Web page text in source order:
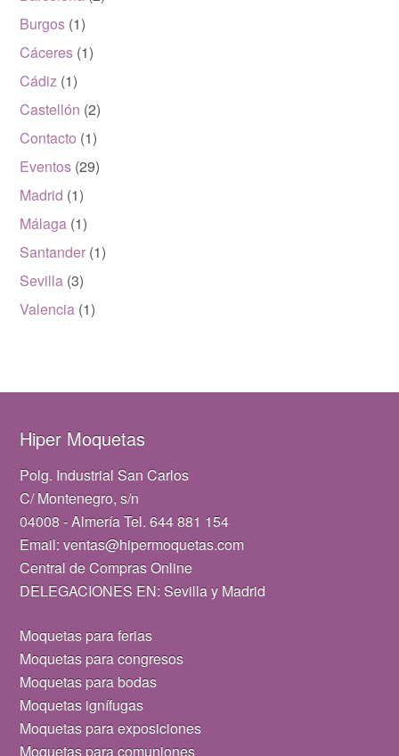
Burgos (1)
Cáceres (1)
Cádiz (1)
Castellón (2)
Contacto (1)
Eventos (29)
Madrid (1)
Málaga (1)
Santander (1)
Sevilla (3)
Valencia (1)
Hiper Moquetas
Polg. Industrial San Carlos
C/ Montenegro, s/n
04008 - Almería Tel. 644 881 154
Email: ventas@hipermoquetas.com
Central de Compras Online
DELEGACIONES EN: Sevilla y Madrid
Moquetas para ferias
Moquetas para congresos
Moquetas para bodas
Moquetas ignífugas
Moquetas para exposiciones
Moquetas para comuniones